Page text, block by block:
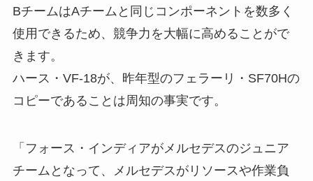
BチームはAチームと同じコンポーネントを数多く
使用できるため、競争力を大幅に高めることがで
きます。
ハース・VF-18が、昨年型のフェラーリ・SF70Hの
コピーであることは周知の事実です。
「フォース・インディアがメルセデスのジュニア
チームとなって、メルセデスがリソースや作業負